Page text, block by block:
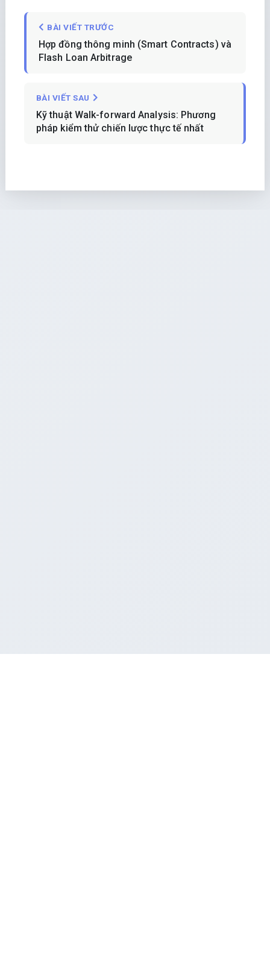
BÀI VIẾT TRƯỚC
Hợp đồng thông minh (Smart Contracts) và
Flash Loan Arbitrage
BÀI VIẾT SAU
Kỹ thuật Walk-forward Analysis: Phương
pháp kiểm thử chiến lược thực tế nhất